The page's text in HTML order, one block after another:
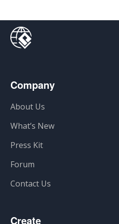
Company
About Us
What’s New
Press Kit
Forum
Contact Us
Create